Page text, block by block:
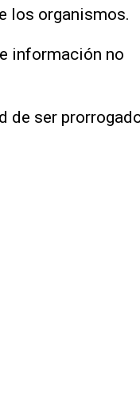
los organismos.
información no
de ser